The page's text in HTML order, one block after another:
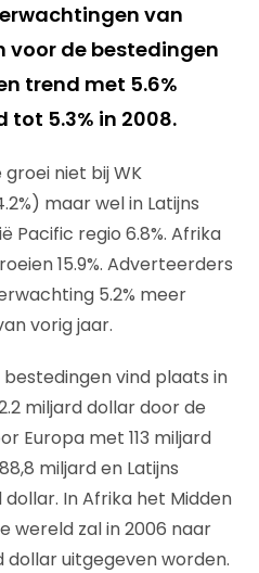
van
voor de bestedingen
trend met 5.6%
5.3% in 2008.
niet bij WK
maar wel in Latijns
Pacific regio 6.8%. Afrika
15.9%. Adverteerders
5.2% meer
vorig jaar.
vind plaats in
miljard dollar door de
Europa met 113 miljard
miljard en Latijns
In Afrika het Midden
wereld zal in 2006 naar
uitgegeven worden.